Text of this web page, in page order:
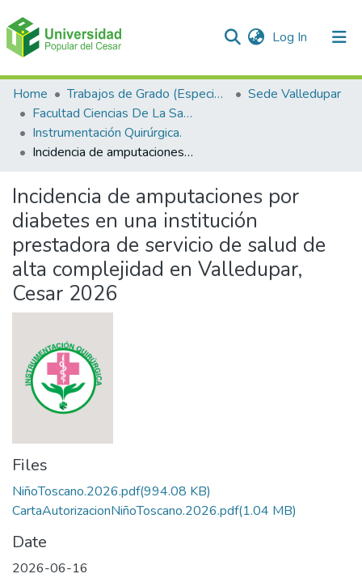
Log In (current)
Communities & Collections
All of DSpace
Statistics
Home Trabajos de Grado (Especializaciones y Pregrados)
Sede Valledupar
Facultad Ciencias De La Salud.
Instrumentación Quirúrgica.
Incidencia de amputaciones por diabetes en una institución prestadora de servicio de salud de alta complejidad en Valledupar, Cesar 2026
Incidencia de amputaciones por
diabetes en una institución
prestadora de servicio de salud de
alta complejidad en Valledupar,
Cesar 2026
Files
NiñoToscano.2026.pdf(994.08 KB)
CartaAutorizacionNiñoToscano.2026.pdf(1.04 MB)
Date
2026-06-16